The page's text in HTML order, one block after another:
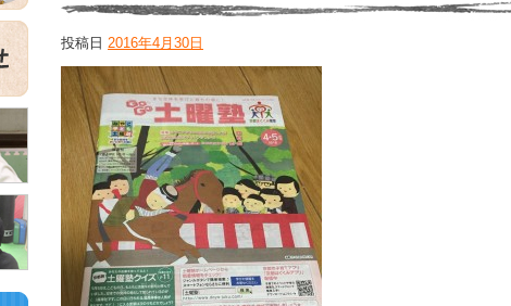
投稿日 2016年4月30日